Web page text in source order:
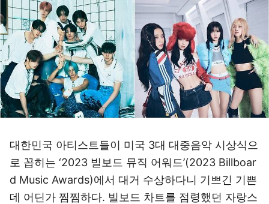
대한민국 아티스트들이 미국 3대 대중음악 시상식으
로 꼽히는 ‘2023 빌보드 뮤직 어워드’(2023 Billboar
d Music Awards)에서 대거 수상하다니 기쁘긴 기쁜
데 어딘가 찜찜하다. 빌보드 차트를 점령했던 자랑스